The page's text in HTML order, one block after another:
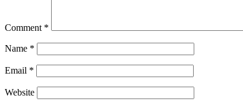
Comment *
Name *
Email *
Website